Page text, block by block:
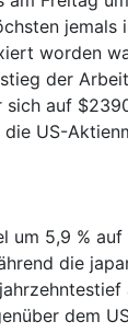
jemals
worden
der
auf
US-
um 5,9 %
die
dem